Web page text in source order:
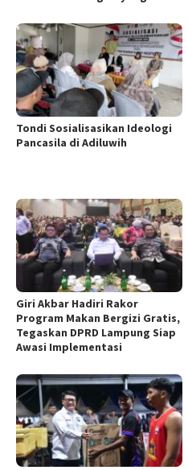
Tondi Sosialisasikan Ideologi
Pancasila di Adiluwih
Giri Akbar Hadiri Rakor
Program Makan Bergizi Gratis,
Tegaskan DPRD Lampung Siap
Awasi Implementasi